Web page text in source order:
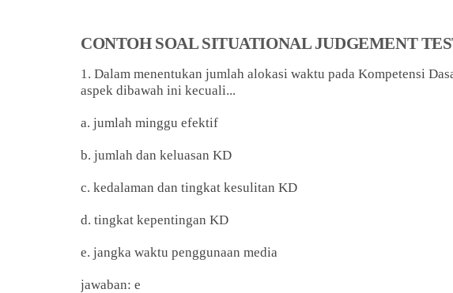
CONTOH SOAL SITUATIONAL JUDGEMENT
1. Dalam menentukan jumlah alokasi waktu pada Kompetensi
aspek dibawah ini kecuali...
a. jumlah minggu efektif
b. jumlah dan keluasan KD
c. kedalaman dan tingkat kesulitan KD
d. tingkat kepentingan KD
e. jangka waktu penggunaan media
jawaban: e